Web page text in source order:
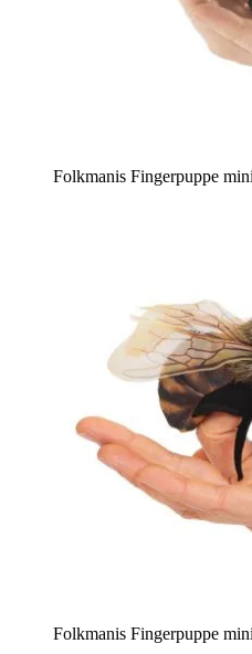
Folkmanis Fingerpuppe
Folkmanis Fingerpuppe